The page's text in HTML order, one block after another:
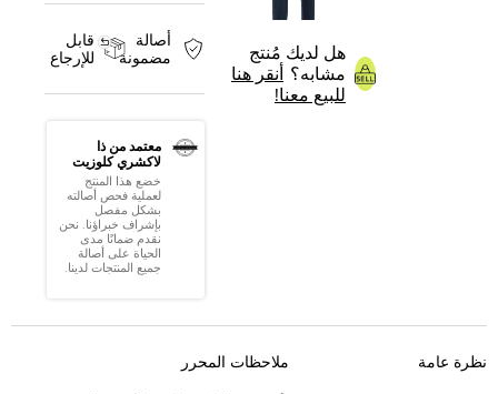
هل لديك مُنتج
مشابه؟
أنقر هنا
للبيع معنا!
أصالة
مضمونة
قابل
للإرجاع
معتمد من ذا
لاكشري كلوزيت
خضع هذا المنتج
لعملية فحص أصالته
بشكل مفصل
بإشراف خبراؤنا. نحن
نقدم ضمانًا مدى
الحياة على أصالة
جميع المنتجات لدينا.
نظرة عامة ملاحظات المحرر